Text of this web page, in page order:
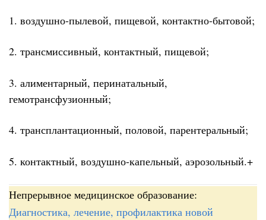
1. воздушно-пылевой, пищевой, контактно-бытовой;
2. трансмиссивный, контактный, пищевой;
3. алиментарный, перинатальный,
гемотрансфузионный;
4. трансплантационный, половой, парентеральный;
5. контактный, воздушно-капельный, аэрозольный.+
Непрерывное медицинское образование:
Диагностика, лечение, профилактика новой